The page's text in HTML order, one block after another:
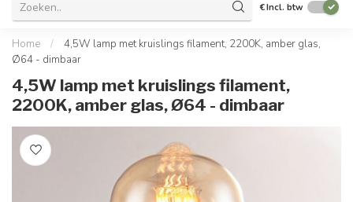
€Incl. btw
Home /
4,5W lamp met kruislings filament, 2200K, amber glas,
Ø64 - dimbaar
4,5W lamp met kruislings filament,
2200K, amber glas, Ø64 - dimbaar